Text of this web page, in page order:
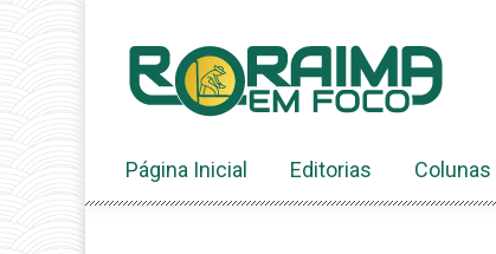
conteúdo
Página Inicial Editorias Colunas